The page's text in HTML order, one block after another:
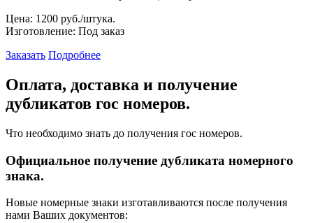
Цена: 1200 руб./штука.
Изготовление: Под заказ
Заказать Подробнее
Оплата, доставка и получение
дубликатов гос номеров.
Что необходимо знать до получения гос номеров.
Официальное получение дубликата номерного
знака.
Новые номерные знаки изготавливаются после получения
нами Ваших документов: